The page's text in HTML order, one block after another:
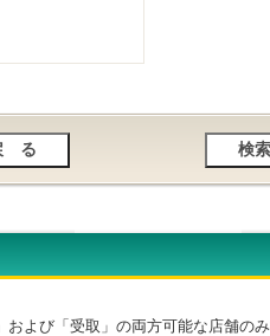
よび「受取」の両方可能な店舗のみ